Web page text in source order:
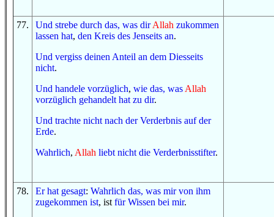
77. Und strebe durch das, was dir Allah zukommen
lassen hat, den Kreis des Jenseits an.
Und vergiss deinen Anteil an dem Diesseits
nicht.
Und handele vorzüglich, wie das, was Allah
vorzüglich gehandelt hat zu dir.
Und trachte nicht nach der Verderbnis auf der
Erde.
Wahrlich, Allah liebt nicht die Verderbnisstifter.
78. Er hat gesagt: Wahrlich das, was mir von ihm
zugekommen ist, ist für Wissen bei mir.